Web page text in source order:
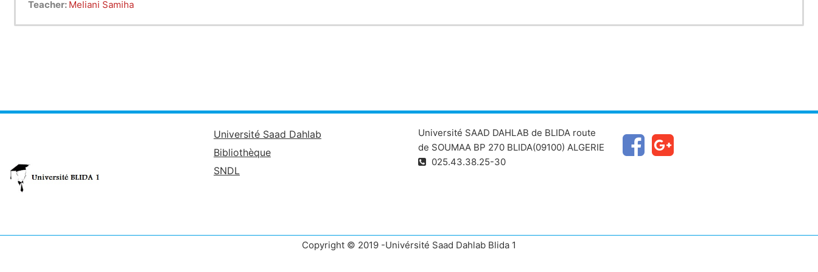
Teacher: Meliani Samiha
Université Saad Dahlab
Bibliothèque
SNDL
Université SAAD DAHLAB de BLIDA route
de SOUMAA BP 270 BLIDA(09100) ALGERIE
025.43.38.25-30
Copyright © 2019 -Univérsité Saad Dahlab Blida 1